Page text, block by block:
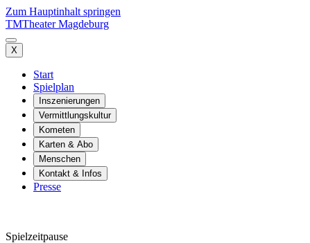
Zum Hauptinhalt springen
TMTheater Magdeburg
X
Start
Spielplan
Inszenierungen
Vermittlungskultur
Kometen
Karten & Abo
Menschen
Kontakt & Infos
Presse
Spielzeitpause